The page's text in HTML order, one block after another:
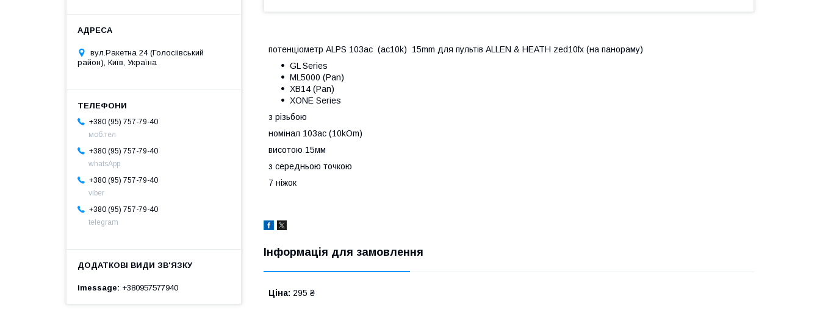
потенціометр ALPS 103ac (ac10k) 15mm для пультів ALLEN & HEATH zed10fx (на панораму)
GL Series
ML5000 (Pan)
XB14 (Pan)
XONE Series
з різьбою
номінал 103ac (10kOm)
висотою 15мм
з середньою точкою
7 ніжок
Інформація для замовлення
Ціна: 295 ₴
вул.Ракетна 24 (Голосіівський
район), Київ, Україна
+380 (95) 757-79-40
моб.тел
+380 (95) 757-79-40
whatsApp
+380 (95) 757-79-40
viber
+380 (95) 757-79-40
telegram
imessage +380957577940